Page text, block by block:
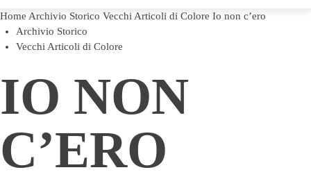
Home Archivio Storico Vecchi Articoli di Colore Io non c’ero
Archivio Storico
Vecchi Articoli di Colore
IO NON
C’ERO